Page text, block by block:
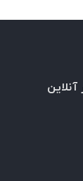
17 شهریور آنلاین